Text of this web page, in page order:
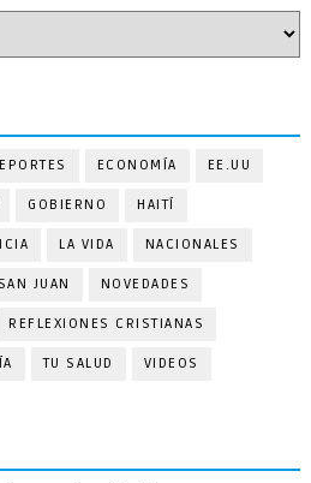
ECONOMÍA EE.UU
GOBIERNO HAITÍ
LA VIDA NACIONALES
JUAN NOVEDADES
REFLEXIONES CRISTIANAS
TU SALUD VIDEOS